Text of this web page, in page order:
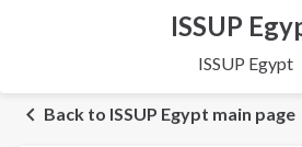
ISSUP
ISSUP Egypt
Back to ISSUP Egypt main page